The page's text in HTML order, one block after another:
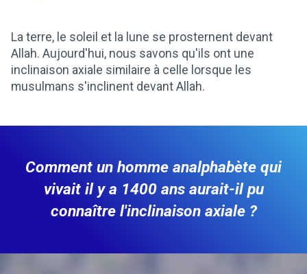
La terre, le soleil et la lune se prosternent devant
Allah. Aujourd'hui, nous savons qu'ils ont une
inclinaison axiale similaire à celle lorsque les
musulmans s'inclinent devant Allah.
Comment un homme analphabète qui
vivait il y a 1400 ans aurait-il pu
connaître l'inclinaison axiale ?